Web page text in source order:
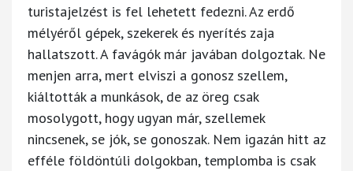
turistajelzést is fel lehetett fedezni. Az erdő
mélyéről gépek, szekerek és nyerítés zaja
hallatszott. A favágók már javában dolgoztak. Ne
menjen arra, mert elviszi a gonosz szellem,
kiáltották a munkások, de az öreg csak
mosolygott, hogy ugyan már, szellemek
nincsenek, se jók, se gonoszak. Nem igazán hitt az
efféle földöntúli dolgokban, templomba is csak